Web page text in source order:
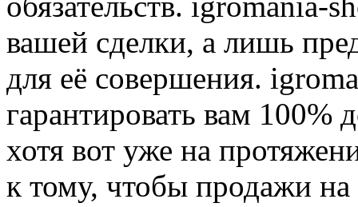
вашей сделки, а лишь
для её совершения.
гарантировать вам 100%
хотя вот уже на
к тому, чтобы продажи